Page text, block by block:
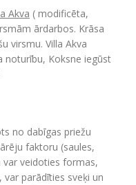
Akva ( modificēta,
ārdarbos. Krāsa
virsmu. Villa Akva
noturību, Koksne iegūst
no dabīgas priežu
faktoru (saules,
var veidoties formas,
parādīties sveķi un